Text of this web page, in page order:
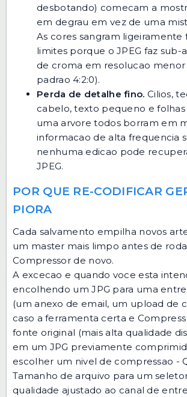
desbotando) comecam a
em degrau em vez de uma
As cores sangram ligeiramente
limites porque o JPEG faz sub-
de croma em resolucao menor
padrao 4:2:0).
Perda de detalhe fino. Cilios,
cabelo, texto pequeno e
uma arvore todos borram em
informacao de alta frequencia
nenhuma edicao pode
JPEG.
POR QUE RE-CODIFICAR
PIORA
Cada salvamento empilha novos
um master mais limpo antes de
Compressor de novo.
A excecao e quando voce esta
encolhendo um JPG para uma
(um anexo de email, um upload de
caso a ferramenta certa e
fonte original (mais alta qualidade
em um JPG previamente
escolher um nivel de compressao -
Tamanho de arquivo para um
qualidade ajustado ao canal de